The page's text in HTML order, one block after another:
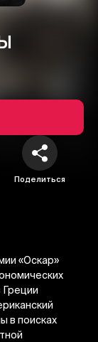
Поделиться
«Оскар»
в поисках